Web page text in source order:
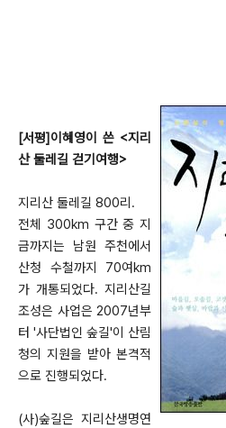
[서평]이혜영이 쓴 <지리
산 둘레길 걷기여행>
지리산 둘레길 800리.
전체 300km 구간 중 지
금까지는 남원 주천에서
산청 수철까지 70여km
가 개통되었다. 지리산길
조성은 사업은 2007년부
터 '사단법인 숲길'이 산림
청의 지원을 받아 본격적
으로 진행되었다.
(사)숲길은 지리산생명연